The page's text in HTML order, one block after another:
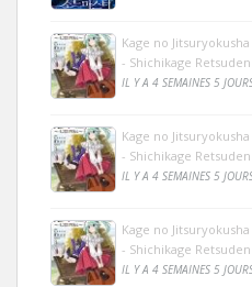
Kage no
- Shichikage
IL Y A 4 SEMAINES 5
Kage no
- Shichikage
IL Y A 4 SEMAINES 5
Kage no
- Shichikage
IL Y A 4 SEMAINES 5